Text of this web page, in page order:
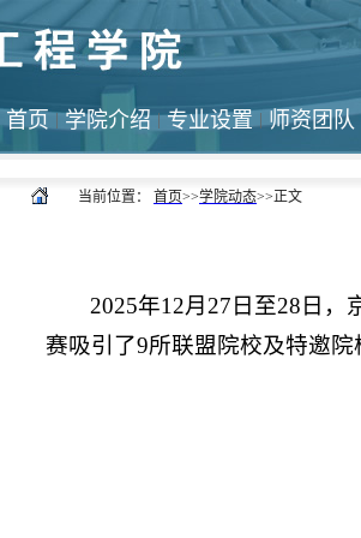
首页|学院介绍|专业设置|师资团队
当前位置： 首页>>学院动态>>正文
2025年12月27日至28日，
赛吸引了9所联盟院校及特邀